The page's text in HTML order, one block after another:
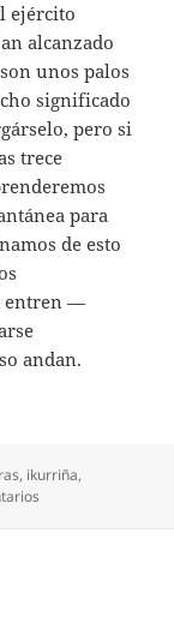
ejército
alcanzado
unos palos
significado
pero si
trece
para
de esto
entren —
andan.
, ikurriña,